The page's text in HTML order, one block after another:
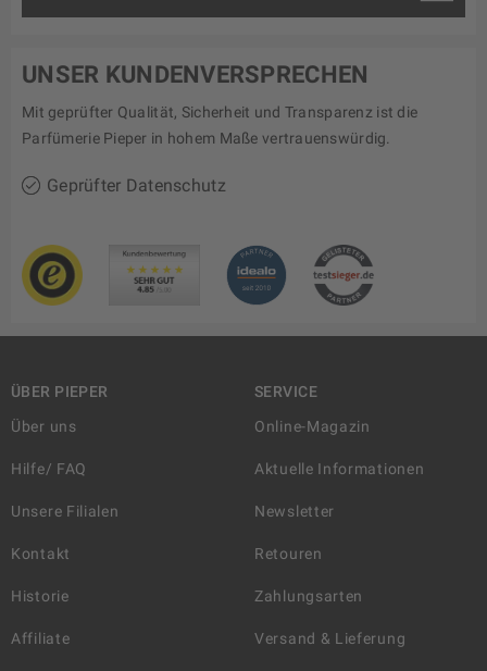
UNSER KUNDENVERSPRECHEN
Mit geprüfter Qualität, Sicherheit und Transparenz ist die
Parfümerie Pieper in hohem Maße vertrauenswürdig.
Geprüfter Datenschutz
ÜBER PIEPER
Über uns
Hilfe/ FAQ
Unsere Filialen
Kontakt
Historie
Affiliate
SERVICE
Online-Magazin
Aktuelle Informationen
Newsletter
Retouren
Zahlungsarten
Versand & Lieferung